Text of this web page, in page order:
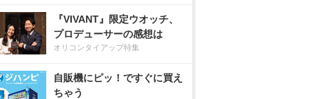
『VIVANT』限定ウオッチ、
プロデューサーの感想は
オリコンタイアップ特集
自販機にピッ！ですぐに買え
ちゃう